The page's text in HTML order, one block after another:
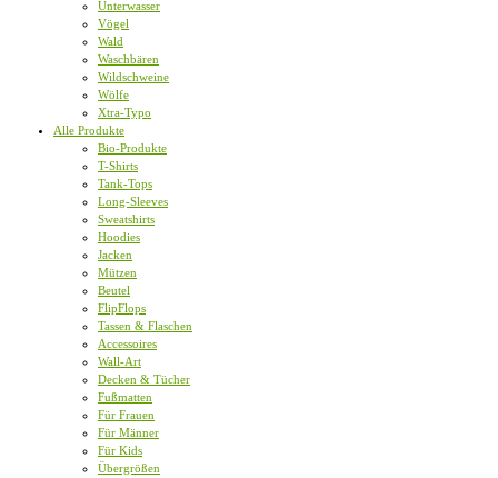
Unterwasser
Vögel
Wald
Waschbären
Wildschweine
Wölfe
Xtra-Typo
Alle Produkte
Bio-Produkte
T-Shirts
Tank-Tops
Long-Sleeves
Sweatshirts
Hoodies
Jacken
Mützen
Beutel
FlipFlops
Tassen & Flaschen
Accessoires
Wall-Art
Decken & Tücher
Fußmatten
Für Frauen
Für Männer
Für Kids
Übergrößen